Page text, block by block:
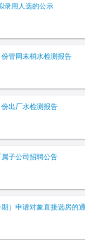
录用人选的公示
管网末梢水检测报告
出厂水检测报告
子公司招聘公告
）申请对象直接选房的